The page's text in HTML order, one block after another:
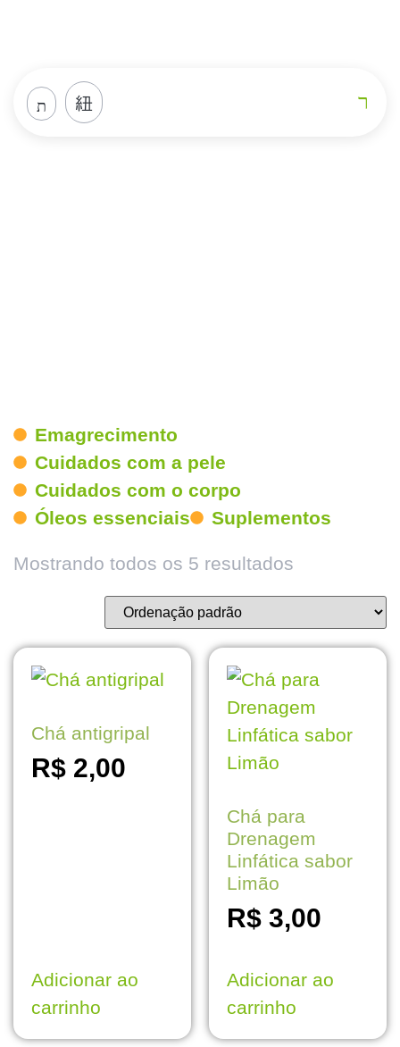
Emagrecimento
Cuidados com a pele
Cuidados com o corpo
Óleos essenciais
Suplementos
Mostrando todos os 5 resultados
Chá antigripal
R$ 2,00
Adicionar ao
carrinho
Chá para
Drenagem
Linfática sabor
Limão
R$ 3,00
Adicionar ao
carrinho